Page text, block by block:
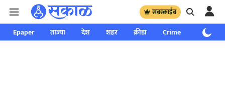
सबस्क्राईब
Epaper ताज्या देश शहर क्रीडा Crime साप्ताहिक